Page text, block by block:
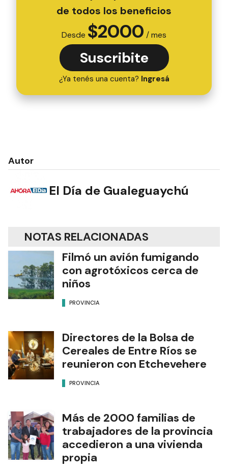
de todos los beneficios
Desde $2000 / mes
Suscribite
¿Ya tenés una cuenta? Ingresá
Autor
El Día de Gualeguaychú
NOTAS RELACIONADAS
Filmó un avión fumigando
con agrotóxicos cerca de
niños
PROVINCIA
Directores de la Bolsa de
Cereales de Entre Ríos se
reunieron con Etchevehere
PROVINCIA
Más de 2000 familias de
trabajadores de la provincia
accedieron a una vivienda
propia